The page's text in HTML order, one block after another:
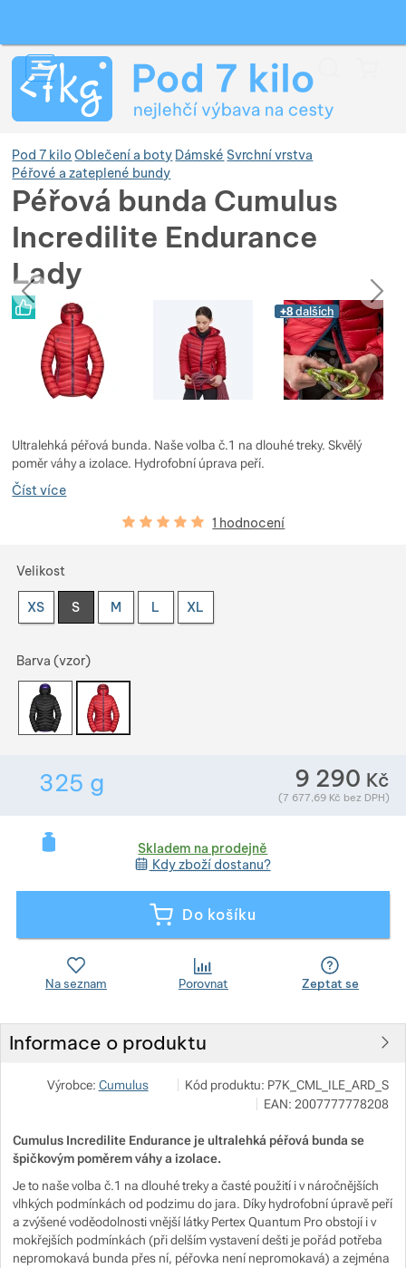
Pod 7 kilo Oblečení a boty Dámské Svrchní vrstva
Péřové a zateplené bundy
Péřová bunda Cumulus
Incredilite Endurance
Lady
Fotografie
předchozí
následující
Fotografie +8 dalších
Ultralehká péřová bunda. Naše volba č.1 na dlouhé treky. Skvělý
poměr váhy a izolace. Hydrofobní úprava peří.
Číst více
Hodnocení zákazníků
100% 1 hodnocení
Vyberte variantu
Velikost
XS S M L XL
Barva (vzor)
325 g Hmotnost v gramech. Téměř všechno
9 290 Kč
(7 677,69 Kč bez DPH)
Skladem na prodejně
Kdy zboží dostanu?
Do košíku
Na seznam Porovnat Zeptat se
Informace o produktu
Výrobce: Cumulus Zobrazit více
Pod 7 kilo
Milady Horákové 546/50, 17000 Praha
info@pod7kilo.cz
Kód produktu: P7K_CML_ILE_ARD_S
EAN: 2007777778208
Cumulus Incredilite Endurance je ultralehká péřová bunda se
špičkovým poměrem váhy a izolace.
Je to naše volba č.1 na dlouhé treky a časté použití i v náročnějších
vlhkých podmínkách od podzimu do jara. Díky hydrofobní úpravě peří
a zvýšené voděodolnosti vnější látky Pertex Quantum Pro obstojí i v
mokřejších podmínkách (při delším vystavení dešti je pořád potřeba
nepromokavá bunda přes ní, péřovka není nepromokavá) a zejména
Zobrazit více
Zobrazit více
Zobrazit více
Zobrazit více
Zobrazit více
Zobrazit více
Zobrazit více
Zobrazit více
Zobrazit více
Zobrazit více
Zobrazit více
Zobrazit více
Zobrazit více
Zobrazit více
Zobrazit více
Zobrazit více
Zobrazit více
Zobrazit více
Zobrazit více
Zobrazit více